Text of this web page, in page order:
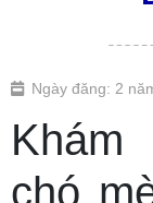
Ngày đăng: 2
chó